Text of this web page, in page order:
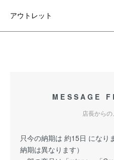
アウトレット
MESSAGE
店長から
只今の納期は 約15日 になり
納期は異なります）